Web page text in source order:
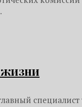
жизни
специалист